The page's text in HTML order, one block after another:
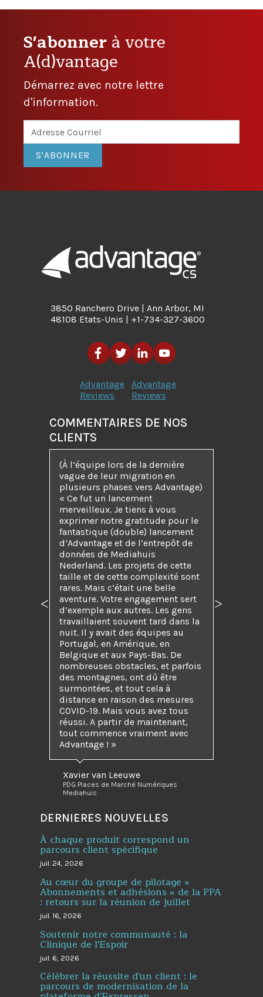
S'abonnerà votre
A(d)vantage
Démarrez avec notre lettre
d'information.
S'ABONNER
3850 Ranchero Drive | Ann Arbor, MI
48108 Etats-Unis | +1-734-327-3600
Advantage
Reviews
Advantage
Reviews
COMMENTAIRES DE NOS
CLIENTS
(À l’équipe lors de la dernière
vague de leur migration en
plusieurs phases vers Advantage)
« Ce fut un lancement
merveilleux. Je tiens à vous
exprimer notre gratitude pour le
fantastique (double) lancement
d’Advantage et de l’entrepôt de
données de Mediahuis
Nederland. Les projets de cette
taille et de cette complexité sont
rares. Mais c’était une belle
aventure. Votre engagement sert
d’exemple aux autres. Les gens
travaillaient souvent tard dans la
nuit. Il y avait des équipes au
Portugal, en Amérique, en
Belgique et aux Pays-Bas. De
nombreuses obstacles, et parfois
des montagnes, ont dû être
surmontées, et tout cela à
distance en raison des mesures
COVID-19. Mais vous avez tous
réussi. A partir de maintenant,
tout commence vraiment avec
Advantage ! »
Xavier van Leeuwe
PDG Places de Marché Numériques
Mediahuis
Précédent Suivant
DERNIERES NOUVELLES
À chaque produit correspond un
parcours client spécifique
juil. 24, 2026
Au cœur du groupe de pilotage «
Abonnements et adhésions » de la PPA
: retours sur la réunion de juillet
juil. 16, 2026
Soutenir notre communauté : la
Clinique de l'Espoir
juil. 6, 2026
Célébrer la réussite d'un client : le
parcours de modernisation de la